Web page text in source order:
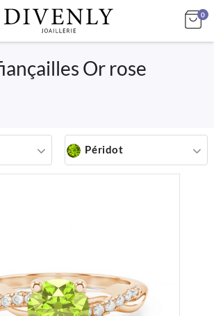
0
Or rose
Péridot